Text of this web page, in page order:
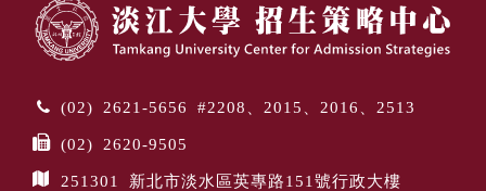
(02) 2621-5656 #2208、2015、2016、2513
(02) 2620-9505
251301 新北市淡水區英專路151號行政大樓